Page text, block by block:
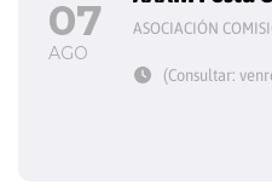
07
AGO
ASOCIACIÓN
(Consultar: